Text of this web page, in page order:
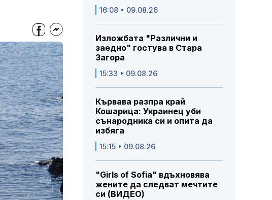
16:08 • 09.08.26
Изложбата "Различни и
заедно" гостува в Стара
Загора
15:33 • 09.08.26
Кървава разпра край
Кошарица: Украинец уби
сънародника си и опита да
избяга
15:15 • 09.08.26
"Girls of Sofia" вдъхновява
жените да следват мечтите
си (ВИДЕО)